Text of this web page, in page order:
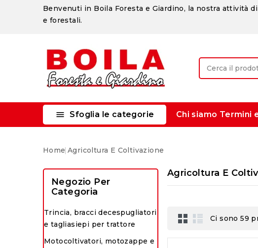
Benvenuti in Boila Foresta e Giardino, la nostra attività
e forestali.
 Sfoglia le categorie Chi siamo Termini
Home Agricoltura E Coltivazione
Negozio Per
Categoria
Trincia, bracci decespugliatori
e tagliasiepi per trattore
Motocoltivatori, motozappe e
Agricoltura E
Ci sono 59